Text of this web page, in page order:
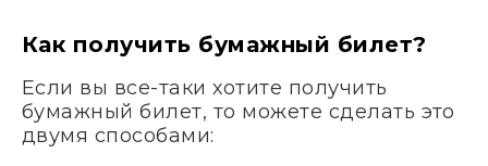
Как получить бумажный билет?
Если вы все-таки хотите получить
бумажный билет, то можете сделать это
двумя способами: